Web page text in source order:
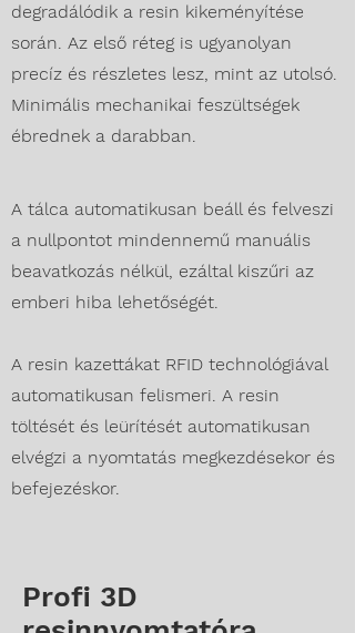
degradálódik a resin kikeményítése
során. Az első réteg is ugyanolyan
precíz és részletes lesz, mint az utolsó.
Minimális mechanikai feszültségek
ébrednek a darabban.
A tálca automatikusan beáll és felveszi
a nullpontot mindennemű manuális
beavatkozás nélkül, ezáltal kiszűri az
emberi hiba lehetőségét.
A resin kazettákat RFID technológiával
automatikusan felismeri. A resin
töltését és leürítését automatikusan
elvégzi a nyomtatás megkezdésekor és
befejezéskor.
Profi 3D